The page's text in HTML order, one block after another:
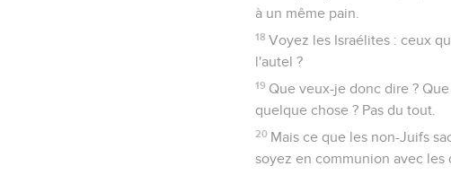
à un même pain.
18 Voyez les Israélites : ceux
l'autel ?
19 Que veux-je donc dire ?
quelque chose ? Pas du tout.
20 Mais ce que les non-Juifs
soyez en communion avec les